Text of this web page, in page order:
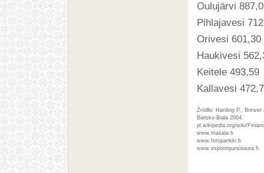
Oulujärvi
Pihlajavesi
Orivesi 601,30
Haukivesi
Keitele 493,59
Kallavesi
Harding P.,
Bielsko-Biała 2004.
pl.wikipedia.org/wiki/
www.masala.fi
www.fotopankki.fi
www.espoonpursiseura.fi